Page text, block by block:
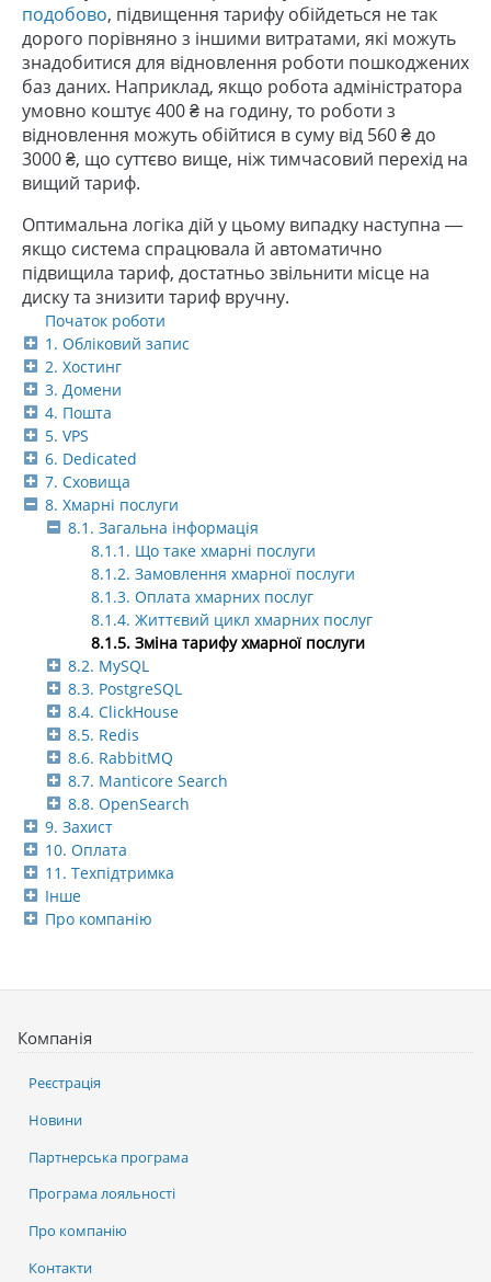
Початок роботи
1. Обліковий запис
2. Хостинг
3. Домени
4. Пошта
5. VPS
6. Dedicated
7. Сховища
8. Хмарні послуги
8.1. Загальна інформація
8.1.1. Що таке хмарні послуги
8.1.2. Замовлення хмарної послуги
8.1.3. Оплата хмарних послуг
8.1.4. Життєвий цикл хмарних послуг
8.1.5. Зміна тарифу хмарної послуги
8.2. MySQL
8.3. PostgreSQL
8.4. ClickHouse
8.5. Redis
8.6. RabbitMQ
8.7. Manticore Search
8.8. OpenSearch
9. Захист
10. Оплата
11. Техпідтримка
Інше
Про компанію
подобово, підвищення тарифу обійдеться не так
дорого порівняно з іншими витратами, які можуть
знадобитися для відновлення роботи пошкоджених
баз даних. Наприклад, якщо робота адміністратора
умовно коштує 400 ₴ на годину, то роботи з
відновлення можуть обійтися в суму від 560 ₴ до
3000 ₴, що суттєво вище, ніж тимчасовий перехід на
вищий тариф.
Оптимальна логіка дій у цьому випадку наступна —
якщо система спрацювала й автоматично
підвищила тариф, достатньо звільнити місце на
диску та знизити тариф вручну.
Компанія
Реєстрація
Новини
Партнерська програма
Програма лояльності
Про компанію
Контакти